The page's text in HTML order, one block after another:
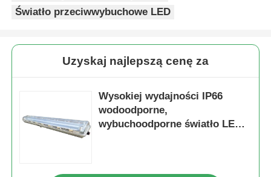
Światło przeciwwybuchowe LED
Uzyskaj najlepszą cenę za
Wysokiej wydajności IP66
wodoodporne,
wybuchoodporne światło LED z